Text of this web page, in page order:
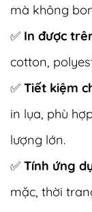
mà không
✅ In được
cotton,
✅ Tiết kiệm
in lụa, phù
lượng lớn.
✅ Tính ứng
mặc, thời